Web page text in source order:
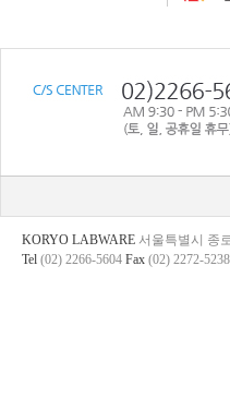
KORYO LABWARE 서울특별시 종
Tel (02) 2266-5604 Fax (02) 2272-5238